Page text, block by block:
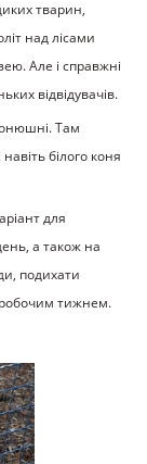
тварин,
над лісами
Але і справжні
відвідувачів.
Там
білого коня
для
а також на
подихати
тижнем.